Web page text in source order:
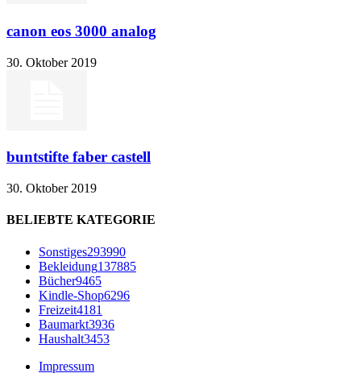
canon eos 3000 analog
30. Oktober 2019
buntstifte faber castell
30. Oktober 2019
BELIEBTE KATEGORIE
Sonstiges293990
Bekleidung137885
Bücher9465
Kindle-Shop6296
Freizeit4181
Baumarkt3936
Haushalt3453
Impressum